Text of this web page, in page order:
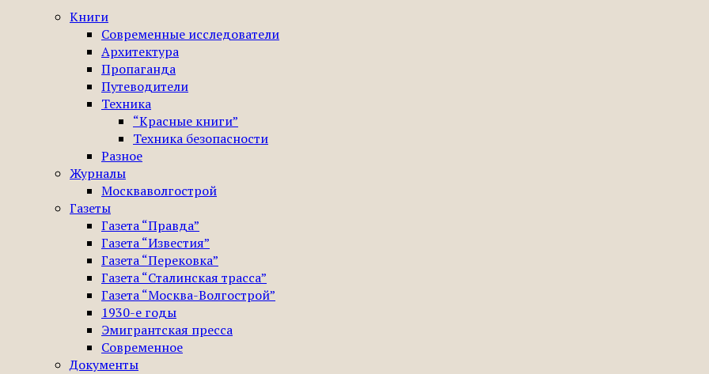
Книги
Современные исследователи
Архитектура
Пропаганда
Путеводители
Техника
“Красные книги”
Техника безопасности
Разное
Журналы
Москваволгострой
Газеты
Газета “Правда”
Газета “Известия”
Газета “Перековка”
Газета “Сталинская трасса”
Газета “Москва-Волгострой”
1930-е годы
Эмигрантская пресса
Современное
Документы